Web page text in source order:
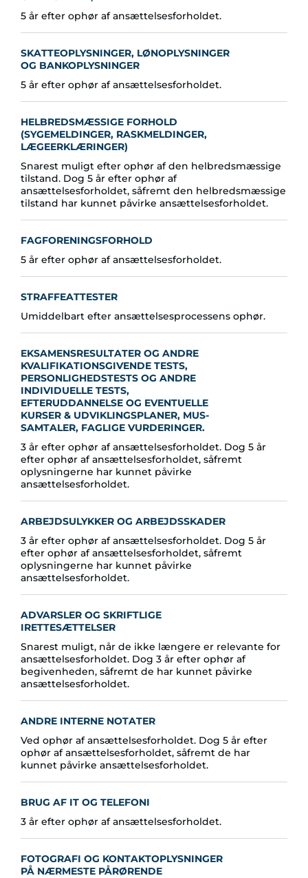
5 år efter ophør af ansættelsesforholdet.
SKATTEOPLYSNINGER, LØNOPLYSNINGER
OG BANKOPLYSNINGER
5 år efter ophør af ansættelsesforholdet.
HELBREDSMÆSSIGE FORHOLD
(SYGEMELDINGER, RASKMELDINGER,
LÆGEERKLÆRINGER)
Snarest muligt efter ophør af den helbredsmæssige
tilstand. Dog 5 år efter ophør af
ansættelsesforholdet, såfremt den helbredsmæssige
tilstand har kunnet påvirke ansættelsesforholdet.
FAGFORENINGSFORHOLD
5 år efter ophør af ansættelsesforholdet.
STRAFFEATTESTER
Umiddelbart efter ansættelsesprocessens ophør.
EKSAMENSRESULTATER OG ANDRE
KVALIFIKATIONSGIVENDE TESTS,
PERSONLIGHEDSTESTS OG ANDRE
INDIVIDUELLE TESTS,
EFTERUDDANNELSE OG EVENTUELLE
KURSER & UDVIKLINGSPLANER, MUS-
SAMTALER, FAGLIGE VURDERINGER.
3 år efter ophør af ansættelsesforholdet. Dog 5 år
efter ophør af ansættelsesforholdet, såfremt
oplysningerne har kunnet påvirke
ansættelsesforholdet.
ARBEJDSULYKKER OG ARBEJDSSKADER
3 år efter ophør af ansættelsesforholdet. Dog 5 år
efter ophør af ansættelsesforholdet, såfremt
oplysningerne har kunnet påvirke
ansættelsesforholdet.
ADVARSLER OG SKRIFTLIGE
IRETTESÆTTELSER
Snarest muligt, når de ikke længere er relevante for
ansættelsesforholdet. Dog 3 år efter ophør af
begivenheden, såfremt de har kunnet påvirke
ansættelsesforholdet.
ANDRE INTERNE NOTATER
Ved ophør af ansættelsesforholdet. Dog 5 år efter
ophør af ansættelsesforholdet, såfremt de har
kunnet påvirke ansættelsesforholdet.
BRUG AF IT OG TELEFONI
3 år efter ophør af ansættelsesforholdet.
FOTOGRAFI OG KONTAKTOPLYSNINGER
PÅ NÆRMESTE PÅRØRENDE